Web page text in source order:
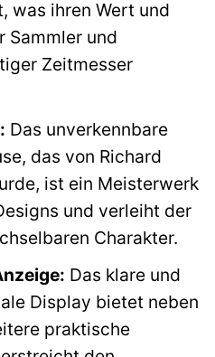
was ihren Wert und
Sammler und
Zeitmesser
Das unverkennbare
das von Richard
ist ein Meisterwerk
und verleiht der
Charakter.
Das klare und
Display bietet neben
praktische